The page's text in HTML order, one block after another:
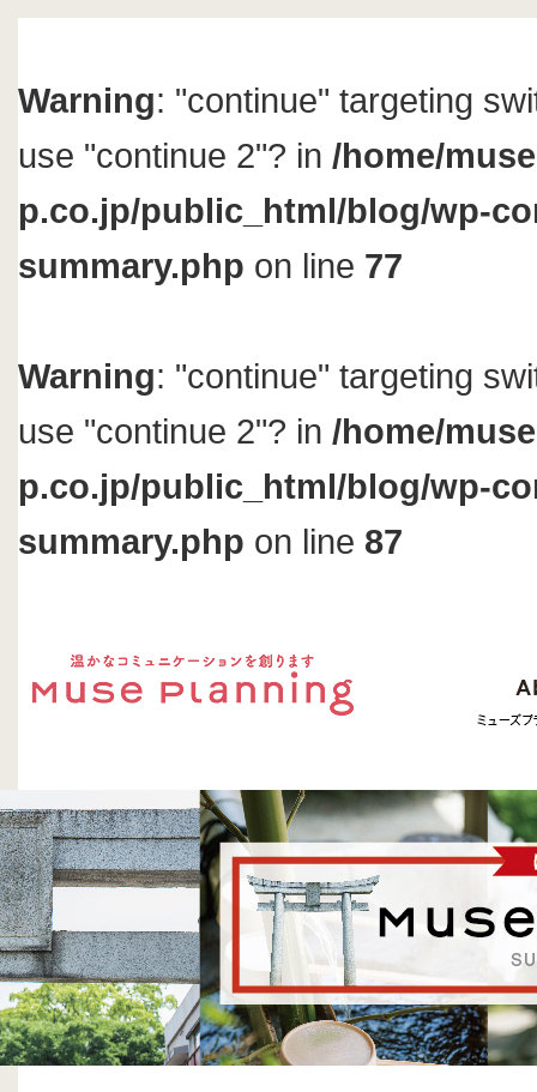
Warning: "continue" targeting
use "continue 2"? in /home/
p.co.jp/public_html/blog/wp-
summary.php on line 77
Warning: "continue" targeting
use "continue 2"? in /home/
p.co.jp/public_html/blog/wp-
summary.php on line 87